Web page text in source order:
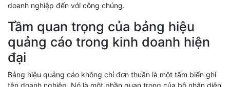
doanh nghiệp đến với công chúng.
Tầm quan trọng của bảng hiệu
quảng cáo trong kinh doanh hiện
đại
Bảng hiệu quảng cáo không chỉ đơn thuần là một tấm biển ghi
tên doanh nghiệp. Nó là một phần quan trọng của bộ nhận diện